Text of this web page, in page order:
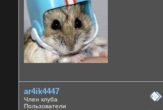
ar4ik4447
Член клуба
Пользователи